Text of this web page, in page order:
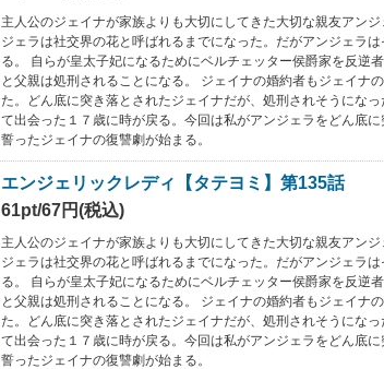
主人公のジェイナが家族よりも大切にしてきた大切な親友アン
ジェラは社交界の花と呼ばれるまでになった。だがアンジェラ
る。 自らが皇太子妃になるためにベルチェッター侯爵家を反逆
と父親は処刑されることになる。 ジェイナの婚約者もジェイナ
た。どん底に突き落とされたジェイナだが、処刑されそうにな
て出会った１７歳に時が戻る。今回は私がアンジェラをどん底に
誓ったジェイナの復讐劇が始まる。
エンジェリックレディ【タテヨミ】第135話
61pt/67円(税込)
主人公のジェイナが家族よりも大切にしてきた大切な親友アン
ジェラは社交界の花と呼ばれるまでになった。だがアンジェラ
る。 自らが皇太子妃になるためにベルチェッター侯爵家を反逆
と父親は処刑されることになる。 ジェイナの婚約者もジェイナ
た。どん底に突き落とされたジェイナだが、処刑されそうにな
て出会った１７歳に時が戻る。今回は私がアンジェラをどん底に
誓ったジェイナの復讐劇が始まる。